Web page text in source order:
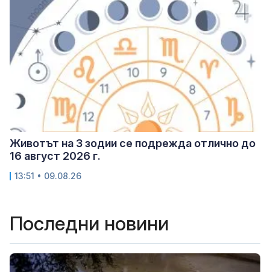
Животът на 3 зодии се подрежда отлично до
16 август 2026 г.
13:51 • 09.08.26
Последни новини